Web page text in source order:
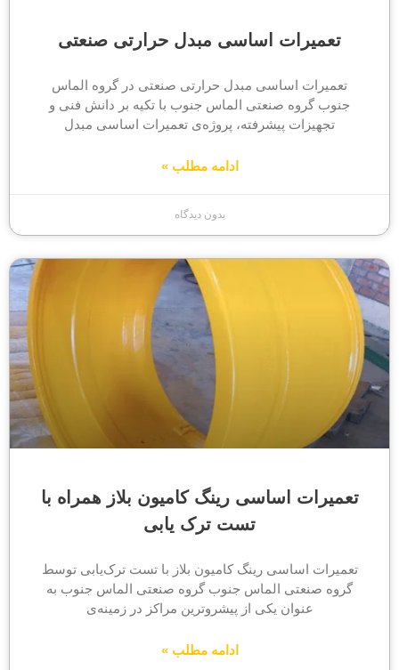
تعمیرات اساسی مبدل حرارتی صنعتی
تعمیرات اساسی مبدل حرارتی صنعتی در گروه الماس
جنوب گروه صنعتی الماس جنوب با تکیه بر دانش فنی و
تجهیزات پیشرفته، پروژه‌ی تعمیرات اساسی مبدل
ادامه مطلب »
بدون دیدگاه
تعمیرات اساسی رینگ کامیون بلاز همراه با
تست ترک یابی
تعمیرات اساسی رینگ کامیون بلاز با تست ترک‌یابی توسط
گروه صنعتی الماس جنوب گروه صنعتی الماس جنوب به
عنوان یکی از پیشروترین مراکز در زمینه‌ی
ادامه مطلب »